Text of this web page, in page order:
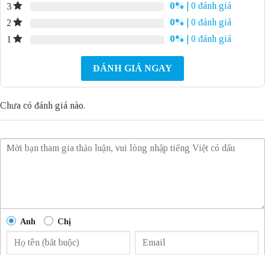
3
0%
| 0 đánh giá
2
0%
| 0 đánh giá
1
0% | 0 đánh giá
ĐÁNH GIÁ NGAY
Chưa có đánh giá nào.
Anh Chị